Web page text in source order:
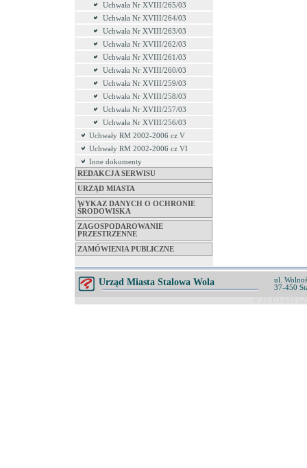
Uchwała Nr XVIII/265/03
Uchwała Nr XVIII/264/03
Uchwała Nr XVIII/263/03
Uchwała Nr XVIII/262/03
Uchwała Nr XVIII/261/03
Uchwała Nr XVIII/260/03
Uchwała Nr XVIII/259/03
Uchwała Nr XVIII/258/03
Uchwała Nr XVIII/257/03
Uchwała Nr XVIII/256/03
Uchwały RM 2002-2006 cz V
Uchwały RM 2002-2006 cz VI
Inne dokumenty
REDAKCJA SERWISU
URZĄD MIASTA
WYKAZ DANYCH O OCHRONIE
ŚRODOWISKA
ZAGOSPODAROWANIE
PRZESTRZENNE
ZAMÓWIENIA PUBLICZNE
Urząd Miasta Stalowa Wola
ul.
37-450